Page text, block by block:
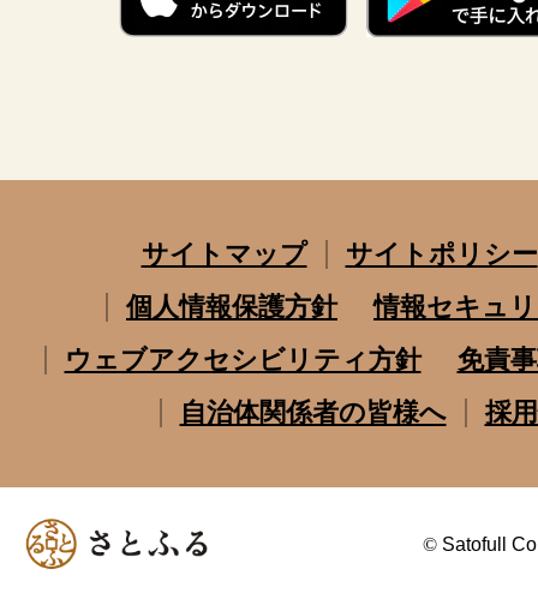
サイトマップ
サイトポリシー
個人情報保護方針
情報セキュ
ウェブアクセシビリティ方針
免責
自治体関係者の皆様へ
採
© Satofull